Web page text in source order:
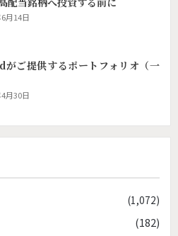
月14日
ご提供するポートフォリオ（一
月30日
(1,072)
(182)